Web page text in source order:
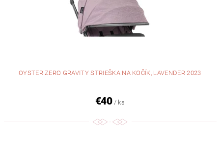
OYSTER ZERO GRAVITY STRIEŠKA NA KOČÍK, LAVENDER 2023
€40 / ks